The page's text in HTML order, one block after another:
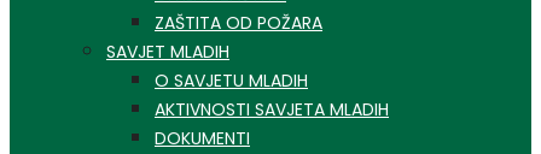
ZAŠTITA OD POŽARA
SAVJET MLADIH
O SAVJETU MLADIH
AKTIVNOSTI SAVJETA MLADIH
DOKUMENTI